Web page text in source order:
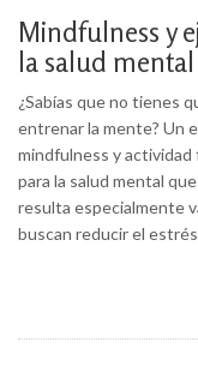
Mindfulness y
la salud mental
¿Sabías que no tienes
entrenar la mente? Un
mindfulness y
para la salud mental
resulta especialmente
buscan reducir el